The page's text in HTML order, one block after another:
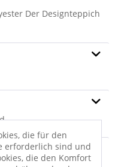
Der Designteppich
die für den
erforderlich sind und
die den Komfort